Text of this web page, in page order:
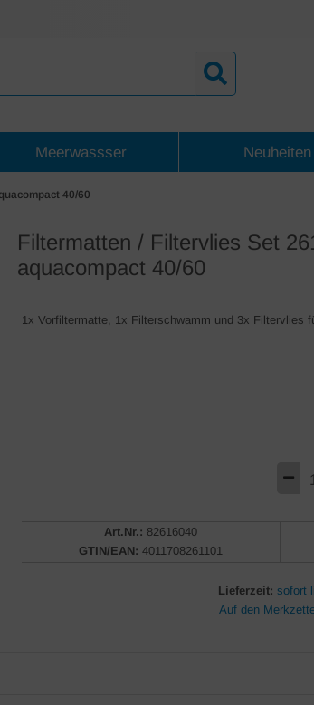
Meerwassser Neuheiten
40/60
Filtermatten / Filtervlies Set
aquacompact 40/60
1x Vorfiltermatte, 1x Filterschwamm und 3x Filtervlies
Art.Nr.: 82616040
GTIN/EAN: 4011708261101
Lieferzeit: sofort